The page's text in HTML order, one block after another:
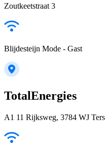
Zoutkeetstraat 3
Blijdesteijn Mode - Gast
TotalEnergies
A1 11 Rijksweg, 3784 WJ